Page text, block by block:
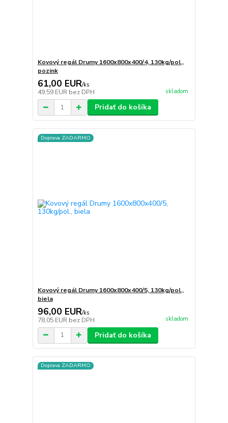
Kovový regál Drumy 1600x800x400/4, 130kg/pol.,
pozink
61,00 EUR/ks
49,59 EUR bez DPH skladom
Pridať do košíka
Doprava ZADARMO
Kovový regál Drumy 1600x800x400/5, 130kg/pol.,
biela
96,00 EUR/ks
78,05 EUR bez DPH skladom
Pridať do košíka
Doprava ZADARMO